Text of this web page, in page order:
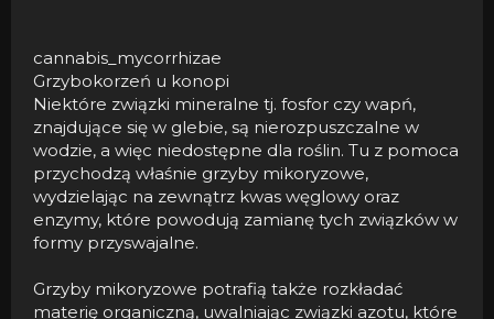
cannabis_mycorrhizae
Grzybokorzeń u konopi
Niektóre związki mineralne tj. fosfor czy wapń,
znajdujące się w glebie, są nierozpuszczalne w
wodzie, a więc niedostępne dla roślin. Tu z pomoca
przychodzą właśnie grzyby mikoryzowe,
wydzielając na zewnątrz kwas węglowy oraz
enzymy, które powodują zamianę tych związków w
formy przyswajalne.
Grzyby mikoryzowe potrafią także rozkładać
materię organiczną, uwalniając związki azotu, które